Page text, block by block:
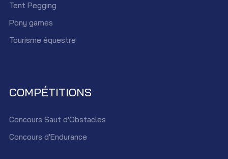
Tent Pegging
Pony games
Tourisme équestre
COMPÉTITIONS
Concours Saut d'Obstacles
Concours d'Endurance